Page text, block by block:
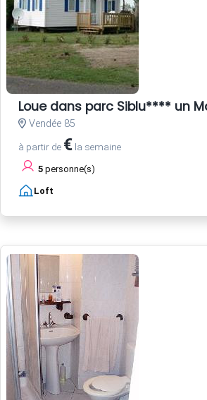
Loue dans parc Siblu**** un
Vendée 85
à partir de € la semaine
5 personne(s)
Loft